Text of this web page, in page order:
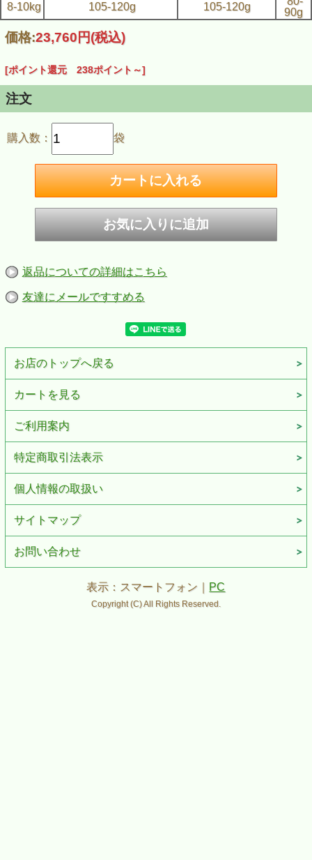
8-10kg
105-120g 105-120g
90g
価格:23,760円(税込)
[ポイント還元 238ポイント～]
注文
購入数： 袋
返品についての詳細はこちら
友達にメールですすめる
お店のトップへ戻る
カートを見る
ご利用案内
特定商取引法表示
個人情報の取扱い
サイトマップ
お問い合わせ
表示：スマートフォン｜ PC
Copyright (C) All Rights Reserved.